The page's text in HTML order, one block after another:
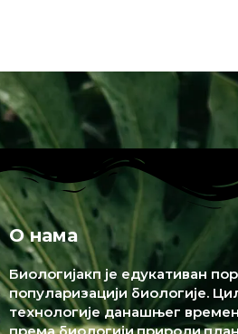
за седми разред
1 филе(с)
571.15 KB
DOWNLOAD
Општинско 2019-
разред
1 филе(с)
210.34 KB
DOWNLOAD